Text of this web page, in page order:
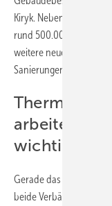
Kiryk. Neben den
rund 500.000
weitere neue
Sanierungen abarbeiten
Thermisch
arbeiten:
wichtiger
Gerade das Thema
beide Verbände fest.